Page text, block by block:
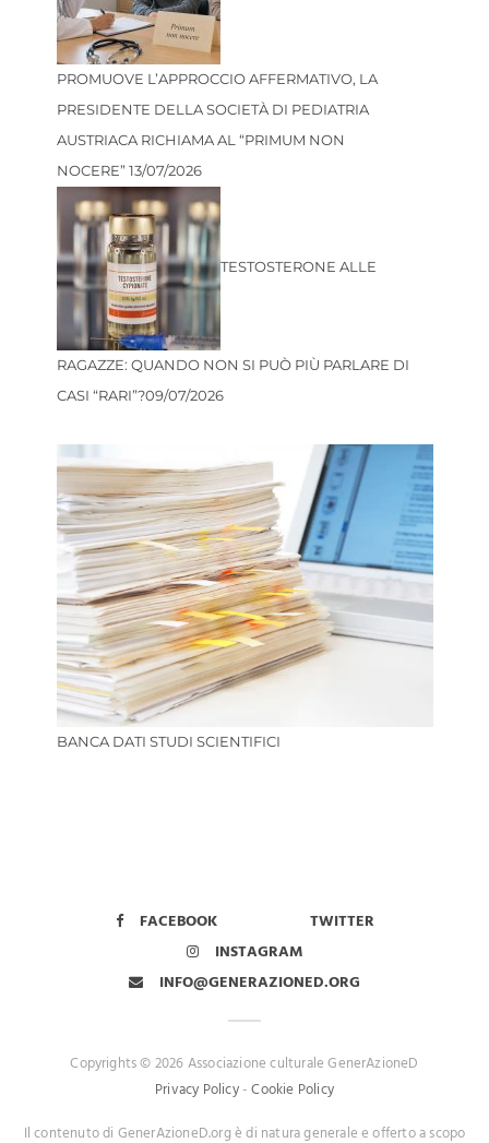
PROMUOVE L’APPROCCIO AFFERMATIVO, LA
PRESIDENTE DELLA SOCIETÀ DI PEDIATRIA
AUSTRIACA RICHIAMA AL “PRIMUM NON
NOCERE”13/07/2026
TESTOSTERONE ALLE
RAGAZZE: QUANDO NON SI PUÒ PIÙ PARLARE DI
CASI “RARI”?09/07/2026
BANCA DATI STUDI SCIENTIFICI
FACEBOOK
TWITTER
INSTAGRAM
INFO@GENERAZIONED.ORG
Copyrights © 2026 Associazione culturale GenerAzioneD
Privacy Policy-Cookie Policy
Il contenuto di GenerAzioneD.org è di natura generale e offerto a scopo